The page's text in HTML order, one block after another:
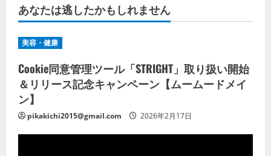
あなたは逃したかもしれません
美容・健康
Cookie同意管理ツール「STRIGHT」取り扱い開始
＆リリース記念キャンペーン【ムームードメイ
ン】
pikakichi2015@gmail.com 2026年2月17日